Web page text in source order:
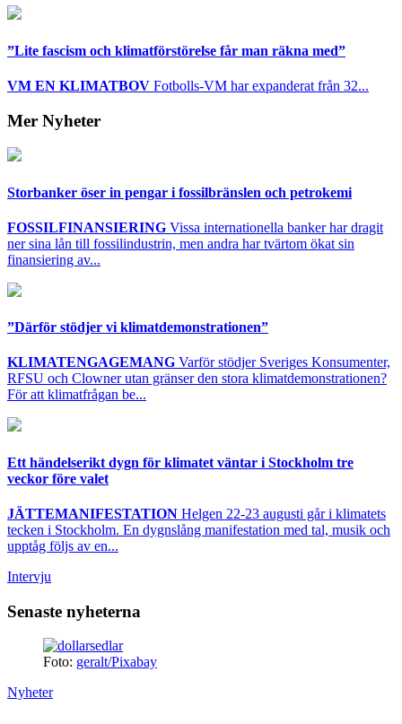
”Lite fascism och klimatförstörelse får man räkna med”
VM EN KLIMATBOV Fotbolls-VM har expanderat från 32...
Mer Nyheter
Storbanker öser in pengar i fossilbränslen och petrokemi
FOSSILFINANSIERING Vissa internationella banker har dragit
ner sina lån till fossilindustrin, men andra har tvärtom ökat sin
finansiering av...
”Därför stödjer vi klimatdemonstrationen”
KLIMATENGAGEMANG Varför stödjer Sveriges Konsumenter,
RFSU och Clowner utan gränser den stora klimatdemonstrationen?
För att klimatfrågan be...
Ett händelserikt dygn för klimatet väntar i Stockholm tre
veckor före valet
JÄTTEMANIFESTATION Helgen 22-23 augusti går i klimatets
tecken i Stockholm. En dygnslång manifestation med tal, musik och
upptåg följs av en...
Intervju
Senaste nyheterna
Foto: geralt/Pixabay
Nyheter